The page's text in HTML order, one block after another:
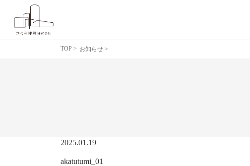
TOP > お知らせ >
2025.01.19
akatutumi_01